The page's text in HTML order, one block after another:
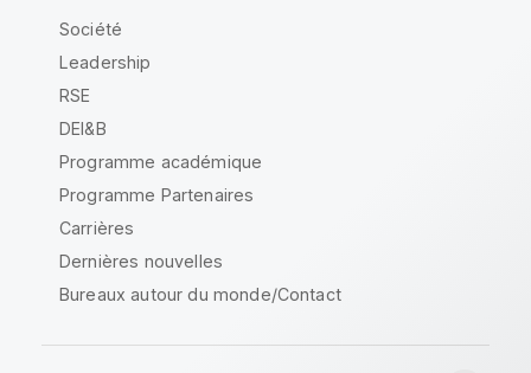
Société
Leadership
RSE
DEI&B
Programme académique
Programme Partenaires
Carrières
Dernières nouvelles
Bureaux autour du monde/Contact